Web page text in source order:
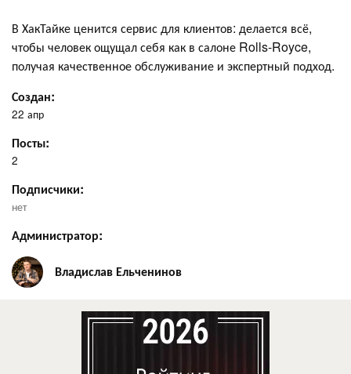
В ХакТайке ценится сервис для клиентов: делается всё,
чтобы человек ощущал себя как в салоне Rolls-Royce,
получая качественное обслуживание и экспертный подход.
Создан:
22 апр
Посты:
2
Подписчики:
нет
Администратор:
Владислав Ельченинов